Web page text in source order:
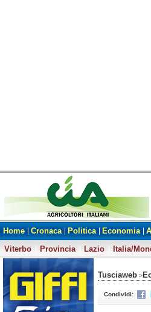
Home Cronaca Politica Economia
Viterbo
Provincia Lazio Italia/
Tusciaweb >
Condividi: